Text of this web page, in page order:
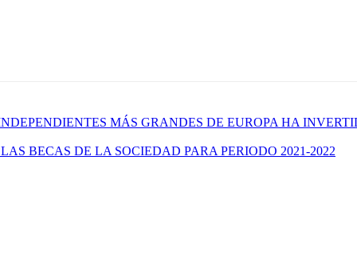
MÁS GRANDES DE EUROPA HA
BECAS DE LA SOCIEDAD PARA PERIODO 2021-2022